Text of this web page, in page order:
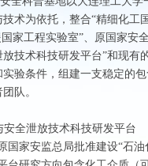
术为依托，整合“精细化工
家工程实验室”、原国家安
技术科技研发平台”和现有
验条件，组建一支稳定的
队。
全泄放技术科技研发平台
家安监总局批准建设“石油